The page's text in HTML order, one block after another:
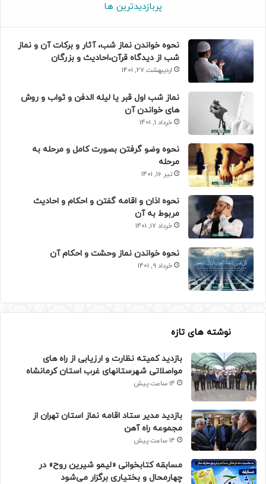
پربازدیدترین ها
نحوه خواندن نماز شب، آثار و برکات آن و نماز
شب از دیدگاه قرآن،احادیث و بزرگان
اردیبهشت 27, 1401
نماز شب اول قبر یا لیله الدفن و ثواب و روش
های خواندن آن
خرداد 1, 1401
نحوه وضو گرفتن بصورت کامل و مرحله به
مرحله
تیر 16, 1401
نحوه اذان و اقامه گفتن و احکام و احادیث
مربوط به آن
خرداد 17, 1401
نحوه خواندن نماز وحشت و احکام آن
خرداد 9, 1401
نوشته های تازه
بازدید کمیته نظارت و ارزیابی از راه های
مواصلاتی شهرستانهای غرب استان کرمانشاه
14 ساعت پیش
بازدید مدیر ستاد اقامه نماز استان تهران از
مجموعه راه آهن
14 ساعت پیش
مسابقه کتابخوانی «لیمو شیرین روح» در
چهارمحال و بختیاری برگزار می‌شود